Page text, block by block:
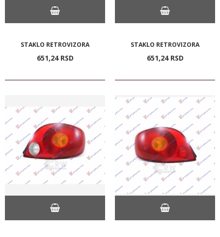
STAKLO RETROVIZORA
651,24 RSD
STAKLO RETROVIZORA
651,24 RSD